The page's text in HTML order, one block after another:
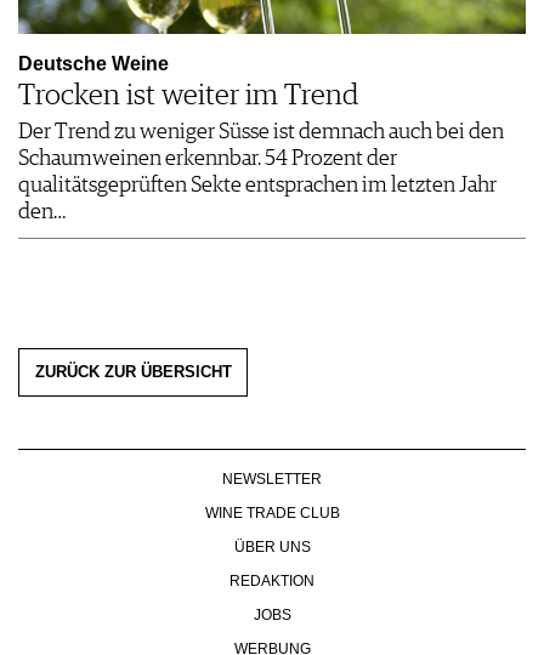
Deutsche Weine
Trocken ist weiter im Trend
Der Trend zu weniger Süsse ist demnach auch bei den
Schaumweinen erkennbar. 54 Prozent der
qualitätsgeprüften Sekte entsprachen im letzten Jahr
den…
ZURÜCK ZUR ÜBERSICHT
NEWSLETTER
WINE TRADE CLUB
ÜBER UNS
REDAKTION
JOBS
WERBUNG